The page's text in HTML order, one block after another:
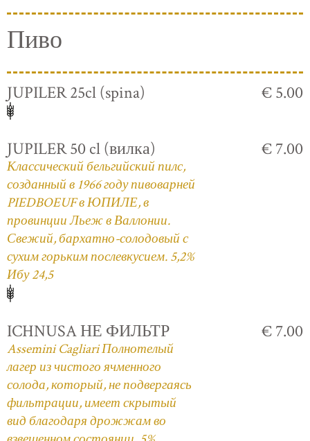
Пиво
JUPILER 25cl (spina) € 5.00
JUPILER 50 cl (вилка)
Классический бельгийский пилс,
созданный в 1966 году пивоварней
PIEDBOEUF в ЮПИЛЕ, в
провинции Льеж в Валлонии.
Свежий, бархатно-солодовый с
сухим горьким послевкусием. 5,2%
Ибу 24,5
€ 7.00
ICHNUSA НЕ ФИЛЬТР
Assemini Cagliari Полнотелый
лагер из чистого ячменного
солода, который, не подвергаясь
фильтрации, имеет скрытый
вид благодаря дрожжам во
€ 7.00